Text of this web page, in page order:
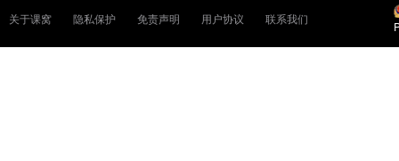
关于课窝 隐私保护 免责声明 用户协议 联系我们